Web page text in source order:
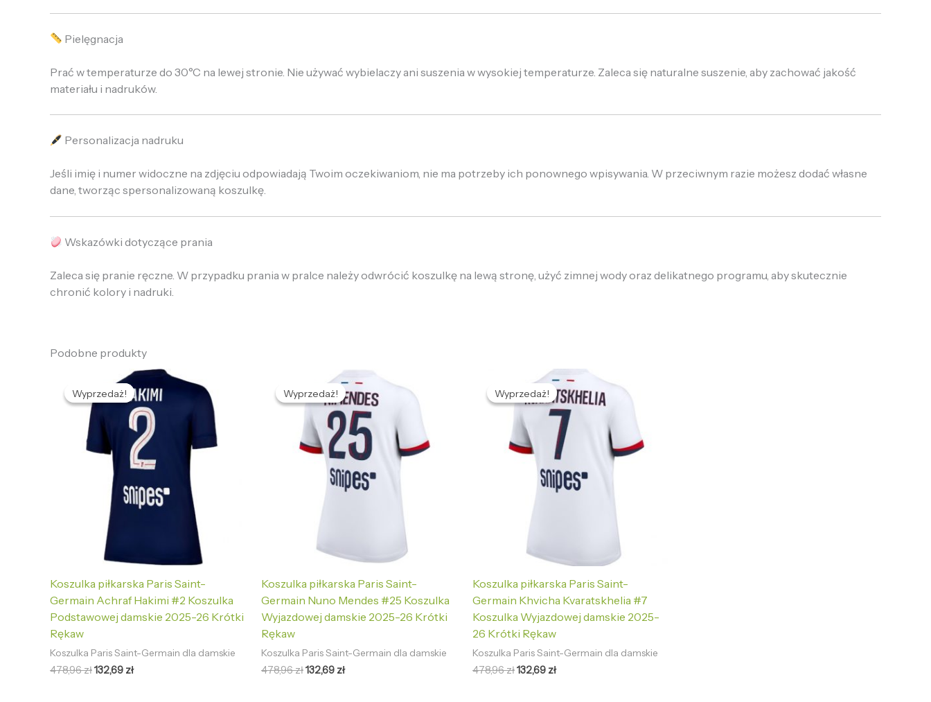
Pielęgnacja
Prać w temperaturze do 30°C na lewej stronie. Nie używać wybielaczy ani suszenia w wysokiej temperaturze. Zaleca się naturalne suszenie, aby zachować jakość
materiału i nadruków.
Personalizacja nadruku
Jeśli imię i numer widoczne na zdjęciu odpowiadają Twoim oczekiwaniom, nie ma potrzeby ich ponownego wpisywania. W przeciwnym razie możesz dodać własne
dane, tworząc spersonalizowaną koszulkę.
Wskazówki dotyczące prania
Zaleca się pranie ręczne. W przypadku prania w pralce należy odwrócić koszulkę na lewą stronę, użyć zimnej wody oraz delikatnego programu, aby skutecznie
chronić kolory i nadruki.
Podobne produkty
Wyprzedaż!
Wyprzedaż!
Koszulka piłkarska Paris Saint-
Germain Achraf Hakimi #2 Koszulka
Podstawowej damskie 2025-26 Krótki
Rękaw
Koszulka Paris Saint-Germain dla damskie
478,96zł
Pierwotna
cena
wynosiła:
478,96 zł.
132,69 zł
Aktualna
cena
wynosi:
132,69 zł.
Wyprzedaż!
Wyprzedaż!
Koszulka piłkarska Paris Saint-
Germain Nuno Mendes #25 Koszulka
Wyjazdowej damskie 2025-26 Krótki
Rękaw
Koszulka Paris Saint-Germain dla damskie
478,96zł
Pierwotna
wynosiła:
478,96 zł.
132,69 zł
cena
wynosi:
132,69 zł.
Wyprzedaż!
Wyprzedaż!
Koszulka piłkarska Paris Saint-
Germain Khvicha Kvaratskhelia #7
Koszulka Wyjazdowej damskie 2025-
26 Krótki Rękaw
Koszulka Paris Saint-Germain dla damskie
478,96zł
Pierwotna
cena
wynosiła:
478,96 zł.
132,69 zł
cena
wynosi:
132,69 zł.